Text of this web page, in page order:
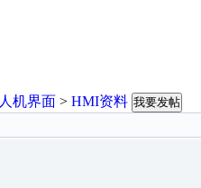
人机界面 > HMI资料 我要发帖